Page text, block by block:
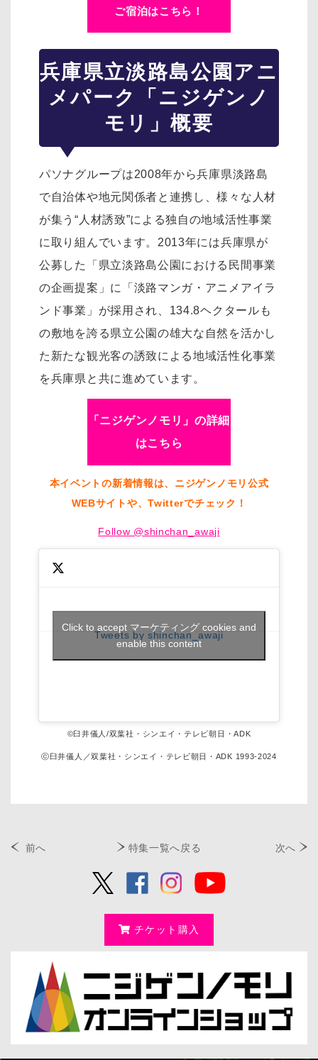
ご宿泊はこちら！
兵庫県立淡路島公園アニ
メパーク「ニジゲンノ
モリ」概要
パソナグループは2008年から兵庫県淡路島
で自治体や地元関係者と連携し、様々な人材
が集う“人材誘致”による独自の地域活性事業
に取り組んでいます。2013年には兵庫県が
公募した「県立淡路島公園における民間事業
の企画提案」に「淡路マンガ・アニメアイラ
ンド事業」が採用され、134.8ヘクタールも
の敷地を誇る県立公園の雄大な自然を活かし
た新たな観光客の誘致による地域活性化事業
を兵庫県と共に進めています。
「ニジゲンノモリ」の詳細
はこちら
本イベントの新着情報は、ニジゲンノモリ公式
WEBサイトや、Twitterでチェック！
Follow @shinchan_awaji
Tweets by shinchan_awaji
Click to accept マーケティング cookies and
enable this content
©臼井儀人/双葉社・シンエイ・テレビ朝日・ADK
ⓒ臼井儀人／双葉社・シンエイ・テレビ朝日・ADK 1993-2024
前へ 特集一覧へ戻る 次へ
チケット購入